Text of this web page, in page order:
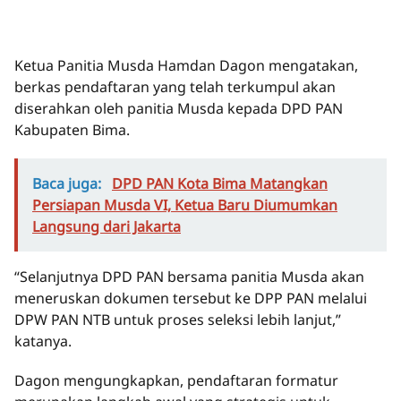
Ketua Panitia Musda Hamdan Dagon mengatakan,
berkas pendaftaran yang telah terkumpul akan
diserahkan oleh panitia Musda kepada DPD PAN
Kabupaten Bima.
Baca juga: DPD PAN Kota Bima Matangkan
Persiapan Musda VI, Ketua Baru Diumumkan
Langsung dari Jakarta
“Selanjutnya DPD PAN bersama panitia Musda akan
meneruskan dokumen tersebut ke DPP PAN melalui
DPW PAN NTB untuk proses seleksi lebih lanjut,”
katanya.
Dagon mengungkapkan, pendaftaran formatur